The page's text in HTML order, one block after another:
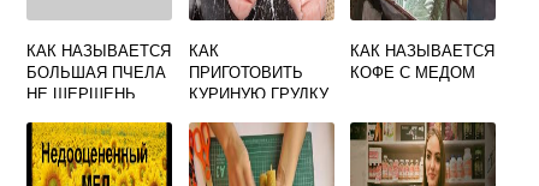
КАК НАЗЫВАЕТСЯ
БОЛЬШАЯ ПЧЕЛА
НЕ ШЕРШЕНЬ
КАК
ПРИГОТОВИТЬ
КУРИНУЮ ГРУДКУ
ГОРЧИЧНОМ
СОУСЕ
КАК НАЗЫВАЕТСЯ
КОФЕ С МЕДОМ